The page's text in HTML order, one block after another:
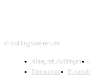
© zwillingswelten.de
Alltag mit Zwillingen
Datenschutz